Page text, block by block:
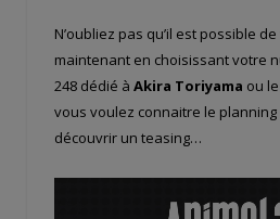
N’oubliez pas qu’il est possible
maintenant en choisissant votre
248 dédié à Akira Toriyama ou
vous voulez connaitre le planning
découvrir un teasing…